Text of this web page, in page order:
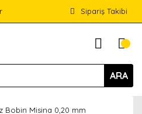
Sipariş Takibi
ARA